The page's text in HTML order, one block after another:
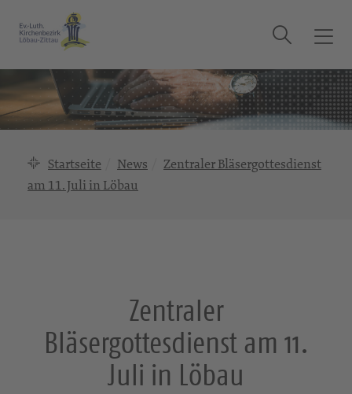
T
g
g
l
a
Suche
Startseite News
Zentraler Bläsergottesdienst
am 11. Juli in Löbau
Zentraler
Bläsergottesdienst am 11.
Juli in Löbau